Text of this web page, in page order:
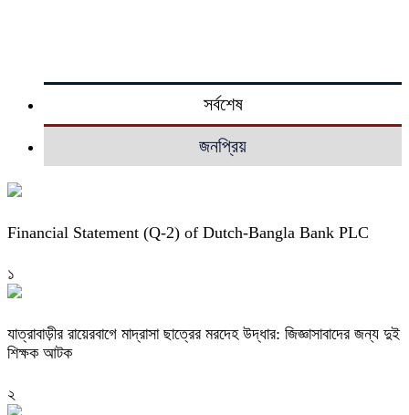
সর্বশেষ
জনপ্রিয়
Financial Statement (Q-2) of Dutch-Bangla Bank PLC
১
যাত্রাবাড়ীর রায়েরবাগে মাদ্রাসা ছাত্রের মরদেহ উদ্ধার: জিজ্ঞাসাবাদের জন্য দুই
শিক্ষক আটক
২